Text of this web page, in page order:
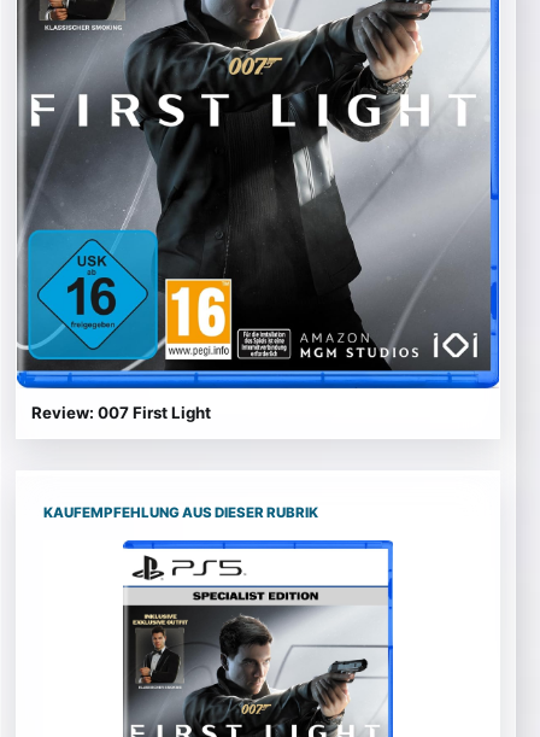
Review: 007 First Light
KAUFEMPFEHLUNG AUS DIESER RUBRIK